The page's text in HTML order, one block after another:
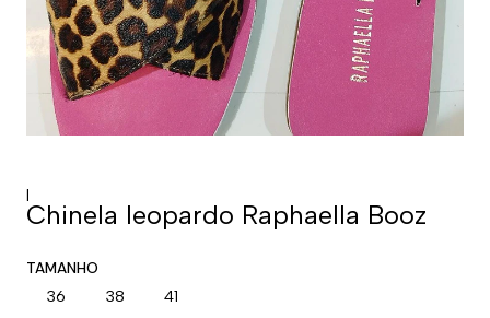
|
Chinela leopardo Raphaella Booz
TAMANHO
36 38 41